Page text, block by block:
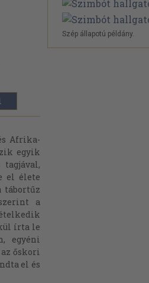
Afrika-
egyik
el élete
tábortűz
a
írta le
egyéni
őskori
el és
Szép állapotú példány.